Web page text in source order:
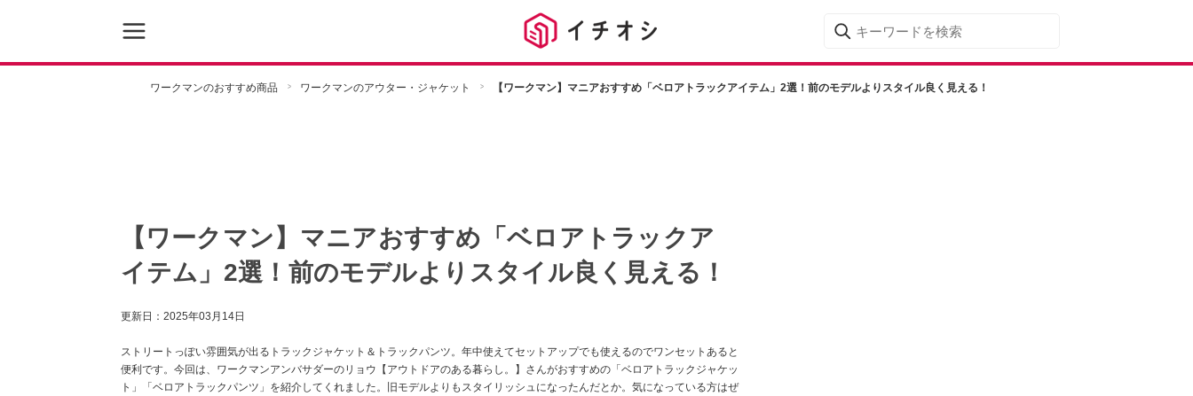
ワークマンのおすすめ商品 ワークマンのアウター・ジャケット 【ワークマン】マニアおすすめ「ベロアトラックアイテム」2選！前のモデルよりスタイル良く見える！
【ワークマン】マニアおすすめ「ベロアトラックア
イテム」2選！前のモデルよりスタイル良く見える！
更新日： 2025年03月14日
ストリートっぽい雰囲気が出るトラックジャケット＆トラックパンツ。年中使えてセットアップでも使えるのでワンセットあると
便利です。今回は、ワークマンアンバサダーのリョウ【アウトドアのある暮らし。】さんがおすすめの「ベロアトラックジャケッ
ト」「ベロアトラックパンツ」を紹介してくれました。旧モデルよりもスタイリッシュになったんだとか。気になっている方はぜ